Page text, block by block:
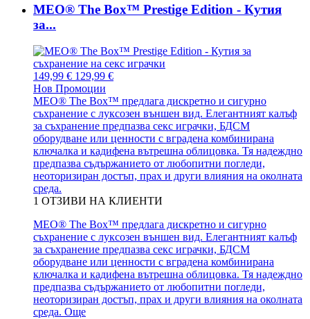
MEO® The Box™ Prestige Edition - Кутия
за...
149,99 € 129,99 €
Нов Промоции
MEO® The Box™ предлага дискретно и сигурно
съхранение с луксозен външен вид. Елегантният калъф
за съхранение предпазва секс играчки, БДСМ
оборудване или ценности с вградена комбинирана
ключалка и кадифена вътрешна облицовка. Тя надеждно
предпазва съдържанието от любопитни погледи,
неоторизиран достъп, прах и други влияния на околната
среда.
1 ОТЗИВИ НА КЛИЕНТИ
MEO® The Box™ предлага дискретно и сигурно
съхранение с луксозен външен вид. Елегантният калъф
за съхранение предпазва секс играчки, БДСМ
оборудване или ценности с вградена комбинирана
ключалка и кадифена вътрешна облицовка. Тя надеждно
предпазва съдържанието от любопитни погледи,
неоторизиран достъп, прах и други влияния на околната
среда. Още